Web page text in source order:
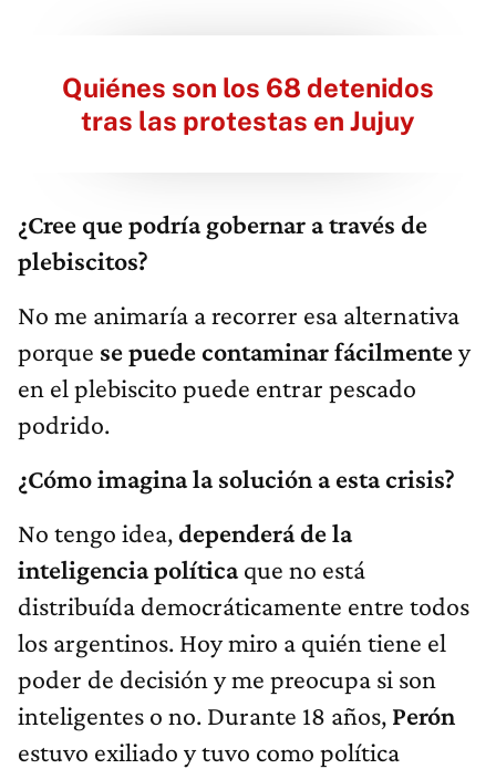
Quiénes son los 68 detenidos
tras las protestas en Jujuy
¿Cree que podría gobernar a través de
plebiscitos?
No me animaría a recorrer esa alternativa
porque se puede contaminar fácilmentey
en el plebiscito puede entrar pescado
podrido.
¿Cómo imagina la solución a esta crisis?
No tengo idea,dependerá de la
inteligencia políticaque no está
distribuída democráticamente entre todos
los argentinos. Hoy miro a quién tiene el
poder de decisión y me preocupa si son
inteligentes o no. Durante 18 años, Perón
estuvo exiliado y tuvo como política